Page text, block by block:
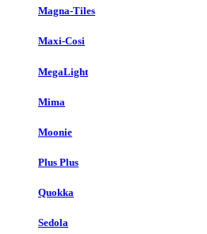
Magna-Tiles
Maxi-Cosi
MegaLight
Mima
Moonie
Plus Plus
Quokka
Sedola